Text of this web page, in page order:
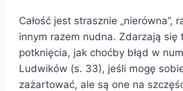
Całość jest strasznie „nierówna”,
innym razem nudna. Zdarzają się
potknięcia, jak choćby błąd w
Ludwików (s. 33), jeśli mogę
zażartować, ale są one na